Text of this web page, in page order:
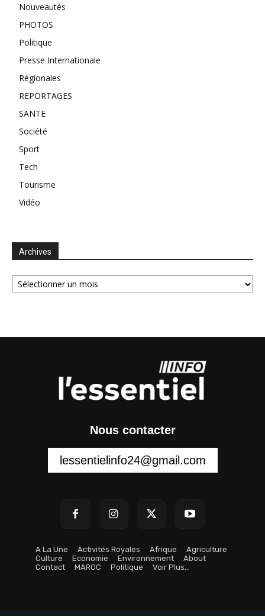
Nouveautés
PHOTOS
Politique
Presse Internationale
Régionales
REPORTAGES
SANTE
Société
Sport
Tech
Tourisme
Vidéo
Archives
Archives
Nous contacter
lessentielinfo24@gmail.com
A La Une Activités Royales Afrique
Agriculture
Culture
Economie Environnement
About
Contact
MAROC Politique Voir Plus…